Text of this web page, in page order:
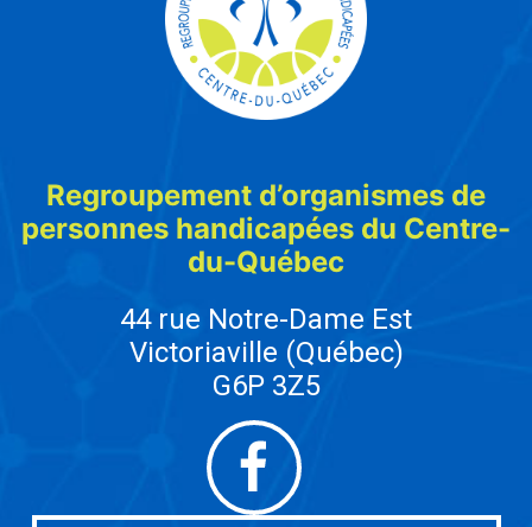
Regroupement d’organismes de
personnes handicapées du Centre-
du-Québec
44 rue Notre-Dame Est
Victoriaville (Québec)
G6P 3Z5
Facebook